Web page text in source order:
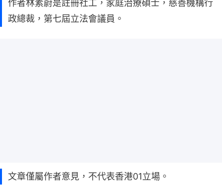
作者林素蔚是註冊社工，家庭治療碩士，慈善機構行
政總裁，第七屆立法會議員。
文章僅屬作者意見，不代表香港01立場。